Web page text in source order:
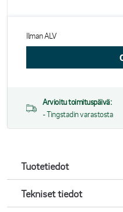
Ilman ALV
Arvioitu toimituspäivä:
- Tingstadin varastosta
Tuotetiedot
Tekniset tiedot